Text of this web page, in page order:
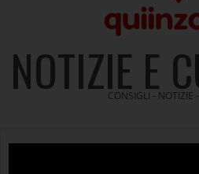
NOTIZIE E
CONSIGLI - NOTIZIE